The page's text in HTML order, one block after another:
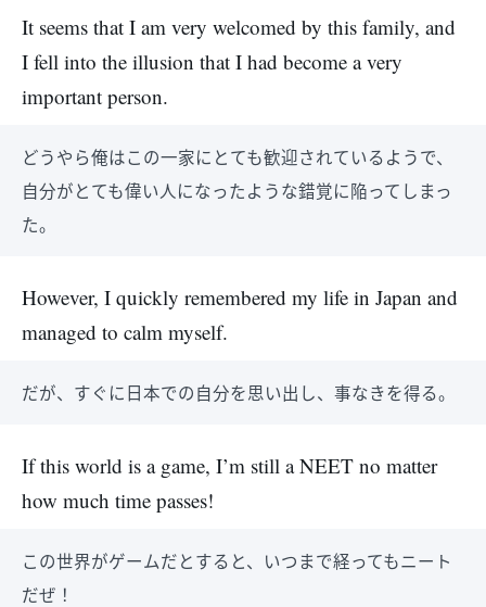
It seems that I am very welcomed by this family, and
I fell into the illusion that I had become a very
important person.
どうやら俺はこの一家にとても歓迎されているようで、
自分がとても偉い人になったような錯覚に陥ってしまっ
た。
However, I quickly remembered my life in Japan and
managed to calm myself.
だが、すぐに日本での自分を思い出し、事なきを得る。
If this world is a game, I’m still a NEET no matter
how much time passes!
この世界がゲームだとすると、いつまで経ってもニート
だぜ！